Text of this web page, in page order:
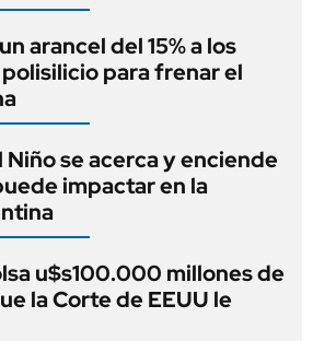
arancel del 15% a los
para frenar el
se acerca y enciende
impactar en la
u$s100.000 millones de
la Corte de EEUU le